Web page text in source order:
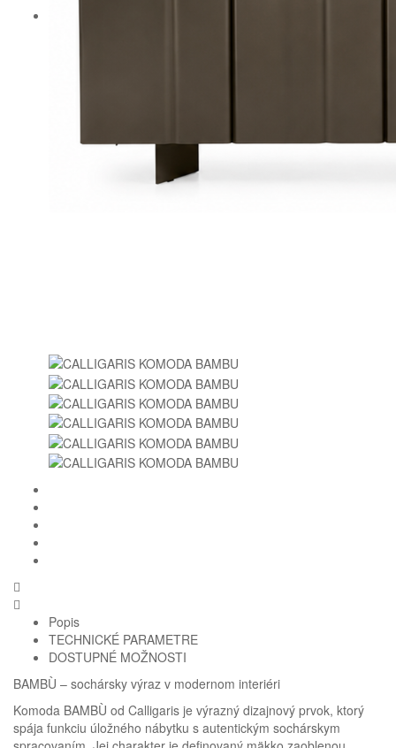
Popis
TECHNICKÉ PARAMETRE
DOSTUPNÉ MOŽNOSTI
BAMBÙ – sochársky výraz v modernom interiéri
Komoda BAMBÙ od Calligaris je výrazný dizajnový prvok, ktorý
spája funkciu úložného nábytku s autentickým sochárskym